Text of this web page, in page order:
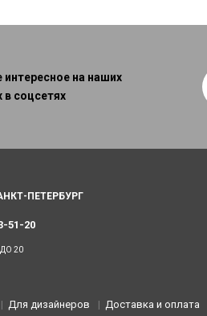
интересное на наших
в соцсетях
ПЕТЕРБУРГ
51-20
20
Для дизайнеров Доставка и оплата